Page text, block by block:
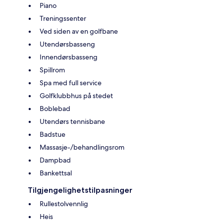
Piano
Treningssenter
Ved siden av en golfbane
Utendørsbasseng
Innendørsbasseng
Spillrom
Spa med full service
Golfklubbhus på stedet
Boblebad
Utendørs tennisbane
Badstue
Massasje-/behandlingsrom
Dampbad
Bankettsal
Tilgjengelighetstilpasninger
Rullestolvennlig
Heis